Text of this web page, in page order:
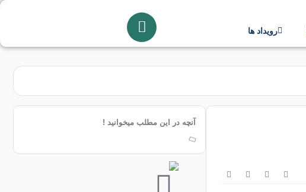
رویداد ها
آنچه در این مطلب میخوانید !